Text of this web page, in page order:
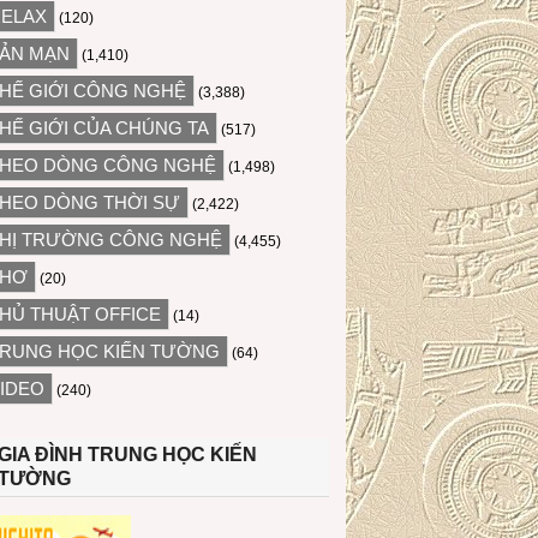
(120)
MẠN (1,410)
GIỚI CÔNG NGHỆ (3,388)
GIỚI CỦA CHÚNG TA (517)
DÒNG CÔNG NGHỆ (1,498)
DÒNG THỜI SỰ (2,422)
TRƯỜNG CÔNG NGHỆ (4,455)
(20)
THUẬT OFFICE (14)
HỌC KIẾN TƯỜNG (64)
(240)
ĐÌNH TRUNG HỌC KIẾN